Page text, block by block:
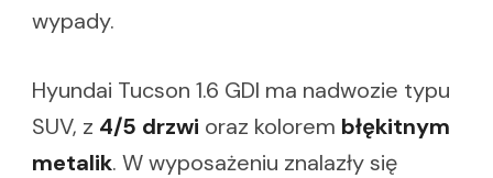
wypady.
Hyundai Tucson 1.6 GDI ma nadwozie typu
SUV, z 4/5 drzwi oraz kolorem błękitnym
metalik. W wyposażeniu znalazły się